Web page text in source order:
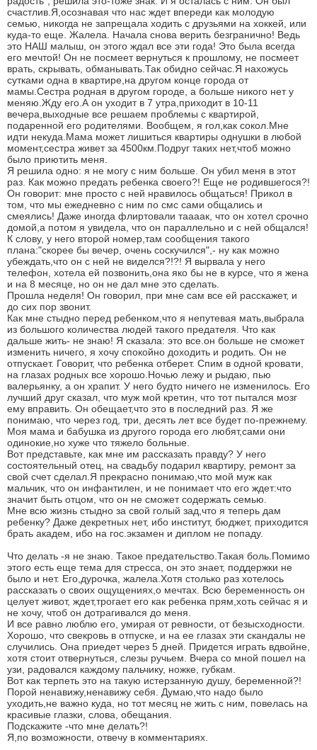
счастлив.Я,осознавая что нас ждет впереди как молодую
семью, никогда не запрещала ходить с друзьями на хоккей, или
куда-то еще. Жалела. Начала снова верить безгранично! Ведь
это НАШ малыш, он этого ждал все эти года! Это была всегда
его мечтой! Он не посмеет вернуться к прошлому, не посмеет
врать, скрывать, обманывать.Так обидно сейчас.Я нахожусь
сутками одна в квартире,на другом конце города от
мамы.Сестра родная в другом городе, а больше никого нет у
меняю.Жду его.А он уходит в 7 утра,приходит в 10-11
вечера,выходные все решаем проблемы с квартирой,
подаренной его родителями. Вообщем, я гол,как сокол.Мне
идти некуда.Мама может лишиться квартиры однушки в любой
момент,сестра живет за 4500км.Подруг таких нет,чтоб можно
было приютить меня.
Я решила одно: я не могу с ним больше. Он убил меня в этот
раз. Как можно предать ребенка своего?! Еще не родившегося?!
Он говорит: мне просто с ней нравилось общаться! Прикол в
том, что мы ежедневно с ним по смс сами общались и
смеялись! Даже иногда флиртовали таааак, что он хотел срочно
домой,а потом я увидела, что он параллельно и с ней общался!
К слову, у него второй номер,там сообщения такого
плана:"скорее бы вечер, очень соскучился",- ну как можно
убеждать,что он с ней не виделся?!?! Я вырвала у него
телефон, хотела ей позвонить,она яко бы не в курсе, что я жена
и на 8 месяце, но он не дал мне это сделать.
Прошла неделя! Он говорил, при мне сам все ей расскажет, и
до сих пор звонит.
Как мне стыдно перед ребенком,что я непутевая мать,выбрала
из большого количества людей такого предателя. Что как
дальше жить- не знаю! Я сказала: это все.он больше не сможет
изменить ничего, я хочу спокойно доходить и родить. Он не
отпускает. Говорит, что ребенка отберет. Спим в одной кровати,
на глазах родных все хорошо.Ночью лежу и рыдаю, пью
валерьянку, а он храпит. У него будто ничего не изменилось. Его
лучший друг сказал, что муж мой кретин, что тот пытался мозг
ему вправить. Он обещает,что это в последний раз. Я же
понимаю, что через год, три, десять лет все будет по-прежнему.
Моя мама и бабушка из другого города его любят,сами они
одинокие,но хуже что тяжело больные.
Вот представьте, как мне им рассказать правду? У него
состоятельный отец, на свадьбу подарил квартиру, ремонт за
свой счет сделал.Я прекрасно понимаю,что мой муж как
мальчик, что он инфантилен, и не понимает что его ждет:что
значит быть отцом, что он не сможет содержать семью.
Мне всю жизнь стыдно за свой голый зад,что я теперь дам
ребенку? Даже декретных нет, ибо институт, бюджет, приходится
брать академ, ибо на гос.экзамен и диплом не попаду.
Что делать -я не знаю. Такое предательство.Такая боль.Помимо
этого есть еще тема для стресса, он это знает, поддержки не
было и нет. Его,дурочка, жалела.Хотя столько раз хотелось
рассказать о своих ощущениях,о мечтах. Всю беременность он
целует живот, ждет,трогает его как ребенка прям,хоть сейчас я и
не хочу, чтоб он дотрагивался до меня.
И все равно люблю его, умирая от ревности, от безысходности.
Хорошо, что свекровь в отпуске, и на ее глазах эти скандалы не
случились. Она приедет через 5 дней. Придется играть вдвойне,
хотя стоит отвернуться, слезы ручьем. Вчера со мной пошел на
узи, радовался каждому пальчику, ножке, губкам.
Вот как терпеть это на такую истерзанную душу, беременной?!
Порой ненавижу,ненавижу себя. Думаю,что надо было
уходить,не важно куда, но тот месяц не жить с ним, повелась на
красивые глазки, слова, обещания.
Подскажите -что мне делать?!
Я,по возможности, отвечу в комментариях.